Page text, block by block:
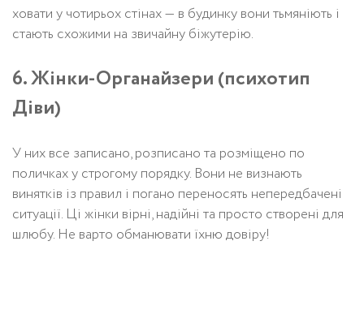
ховати у чотирьох стінах — в будинку вони тьмяніють і
стають схожими на звичайну біжутерію.
6. Жінки-Органайзери (психотип
Діви)
У них все записано, розписано та розміщено по
поличках у строгому порядку. Вони не визнають
винятків із правил і погано переносять непередбачені
ситуації. Ці жінки вірні, надійні та просто створені для
шлюбу. Не варто обманювати їхню довіру!